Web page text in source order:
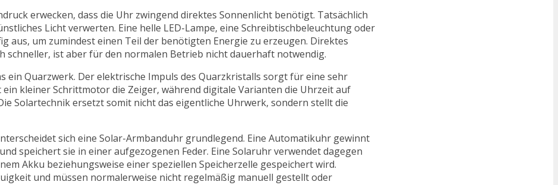
erwecken, dass die Uhr zwingend direktes Sonnenlicht benötigt. Tatsächlich
Licht verwerten. Eine helle LED-Lampe, eine Schreibtischbeleuchtung oder
aus, um zumindest einen Teil der benötigten Energie zu erzeugen. Direktes
schneller, ist aber für den normalen Betrieb nicht dauerhaft notwendig.
Quarzwerk. Der elektrische Impuls des Quarzkristalls sorgt für eine sehr
kleiner Schrittmotor die Zeiger, während digitale Varianten die Uhrzeit auf
Solartechnik ersetzt somit nicht das eigentliche Uhrwerk, sondern stellt die
sich eine Solar-Armbanduhr grundlegend. Eine Automatikuhr gewinnt
speichert sie in einer aufgezogenen Feder. Eine Solaruhr verwendet dagegen
Akku beziehungsweise einer speziellen Speicherzelle gespeichert wird.
und müssen normalerweise nicht regelmäßig manuell gestellt oder